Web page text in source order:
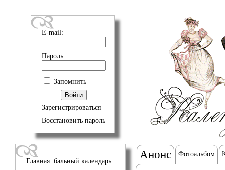
E-mail:
Пароль:
Запомнить
Зарегистрироваться
Восстановить пароль
Главная: бальный календарь
Анонс Фотоальбом